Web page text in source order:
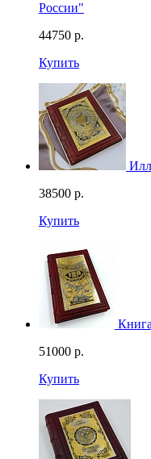
России"
44750 р.
Купить
38500 р.
Купить
51000 р.
Купить